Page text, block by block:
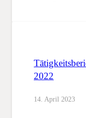
2022
14. April 2023